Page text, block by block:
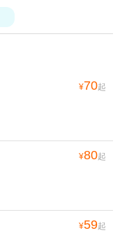
¥70起
¥80起
¥59起